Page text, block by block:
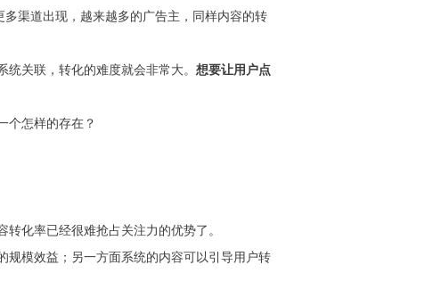
渠道出现，越来越多的广告主，同样内容的转
关联，转化的难度就会非常大。 想要让用户点
个怎样的存在？
化率已经很难抢占关注力的优势了。
规模效益；另一方面系统的内容可以引导用户转